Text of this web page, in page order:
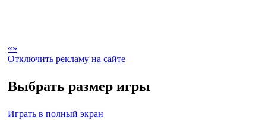
«»
Отключить рекламу на сайте
Выбрать размер игры
Играть в полный экран